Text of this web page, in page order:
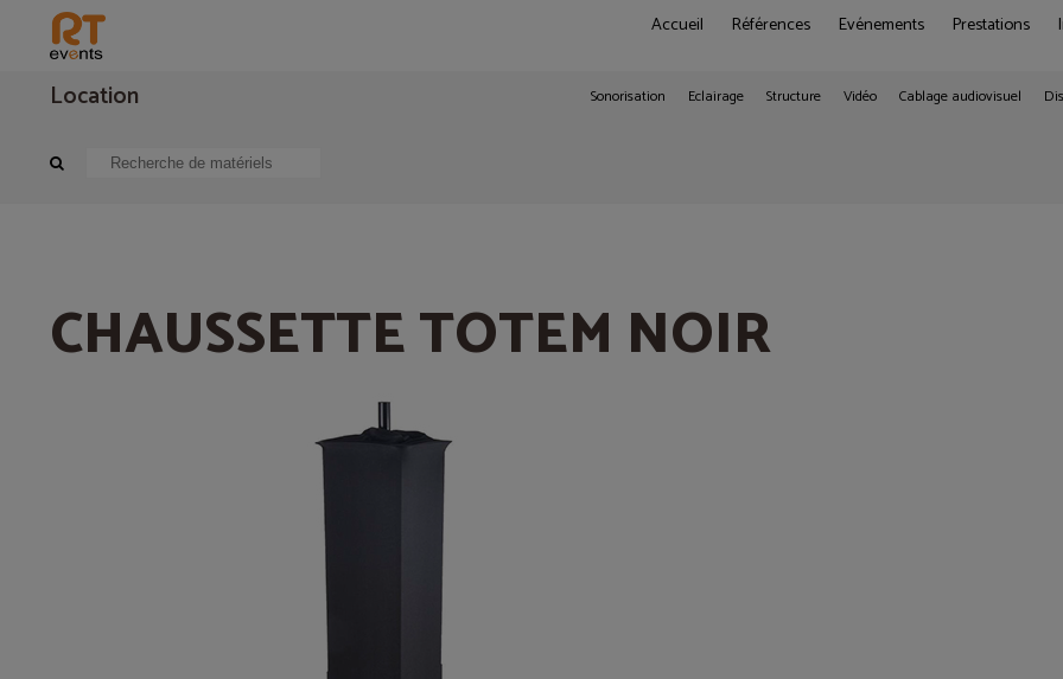
Accueil Références Evénements Prestations
Location Sonorisation Eclairage Structure Vidéo Cablage audiovisuel
Mobilier, stand, décors Tissu
CHAUSSETTE TOTEM NOIR